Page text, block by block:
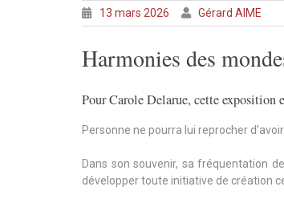
13 mars 2026 Gérard AIME
Harmonies des
Pour Carole Delarue, cette exposition
Personne ne pourra lui reprocher
Dans son souvenir, sa fréquentation
développer toute initiative de création